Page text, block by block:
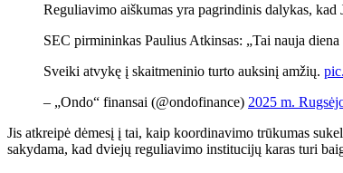
Reguliavimo aiškumas yra pagrindinis dalykas,
SEC pirmininkas Paulius Atkinsas: „Tai nauja
Sveiki atvykę į skaitmeninio turto auksinį amžių.
– „Ondo“ finansai (@ondofinance) 2025 m.
Jis atkreipė dėmesį į tai, kaip koordinavimo trūkumas
sakydama, kad dviejų reguliavimo institucijų karas turi